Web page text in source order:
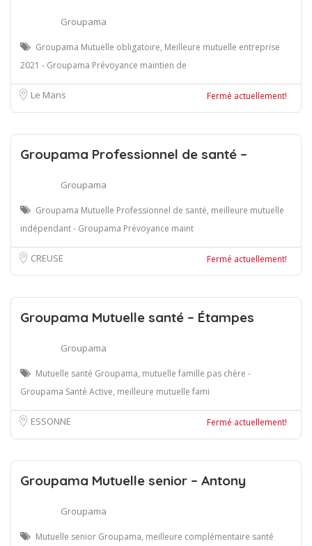
Groupama
Groupama Mutuelle obligatoire, Meilleure mutuelle entreprise
2021 - Groupama Prévoyance maintien de
Le Mans Fermé actuellement!
Groupama Professionnel de santé –
Groupama
Groupama Mutuelle Professionnel de santé, meilleure mutuelle
indépendant - Groupama Prévoyance maint
CREUSE Fermé actuellement!
Groupama Mutuelle santé – Étampes
Groupama
Mutuelle santé Groupama, mutuelle famille pas chère -
Groupama Santé Active, meilleure mutuelle fami
ESSONNE Fermé actuellement!
Groupama Mutuelle senior – Antony
Groupama
Mutuelle senior Groupama, meilleure complémentaire santé